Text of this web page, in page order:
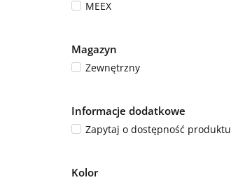
MEEX
Magazyn
Zewnętrzny
Informacje dodatkowe
Zapytaj o dostępność produktu
Kolor